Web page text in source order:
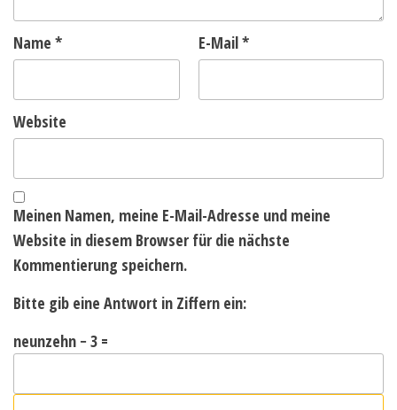
Name * E-Mail*
Website
Meinen Namen, meine E-Mail-Adresse und meine
Website in diesem Browser für die nächste
Kommentierung speichern.
Bitte gib eine Antwort in Ziffern ein:
neunzehn − 3 =